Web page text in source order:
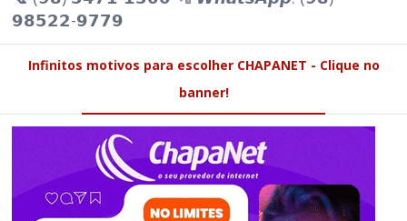
𝟵𝟴𝟱𝟮𝟮-𝟵𝟳𝟳𝟵
Infinitos motivos para escolher CHAPANET - Clique no
banner!